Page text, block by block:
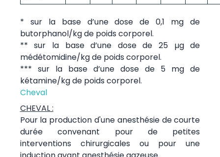
* sur la base d’une dose de 0,1 mg de
butorphanol/kg de poids corporel.
** sur la base d’une dose de 25 µg de
médétomidine/kg de poids corporel.
*** sur la base d’une dose de 5 mg de
kétamine/kg de poids corporel.
Cheval
CHEVAL :
Pour la production d'une anesthésie de courte
durée convenant pour de petites
interventions chirurgicales ou pour une